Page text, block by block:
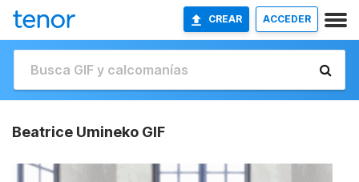
CREAR ACCEDER
Beatrice Umineko GIF